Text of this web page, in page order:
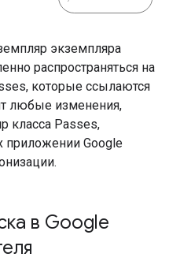
экземпляра
распространяться на
которые ссылаются
любые изменения,
класса Passes,
приложении Google
в Google